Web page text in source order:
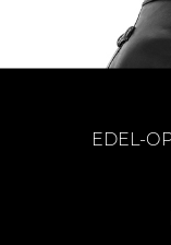
EDEL-